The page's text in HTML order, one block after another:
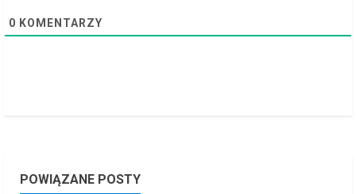
g
0 KOMENTARZY
POWIĄZANE POSTY